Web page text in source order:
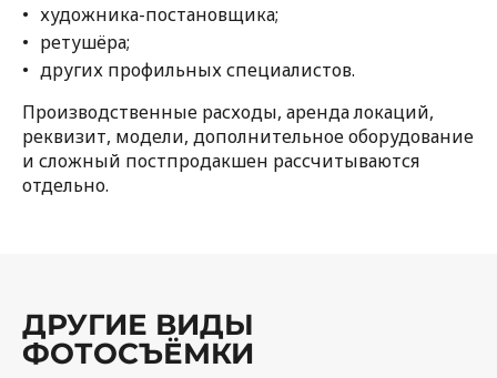
художника-постановщика;
ретушёра;
других профильных специалистов.
Производственные расходы, аренда локаций,
реквизит, модели, дополнительное оборудование
и сложный постпродакшен рассчитываются
отдельно.
ДРУГИЕ ВИДЫ
ФОТОСЪЁМКИ